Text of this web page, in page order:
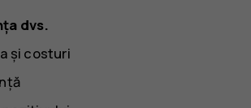
dvs.
și costuri